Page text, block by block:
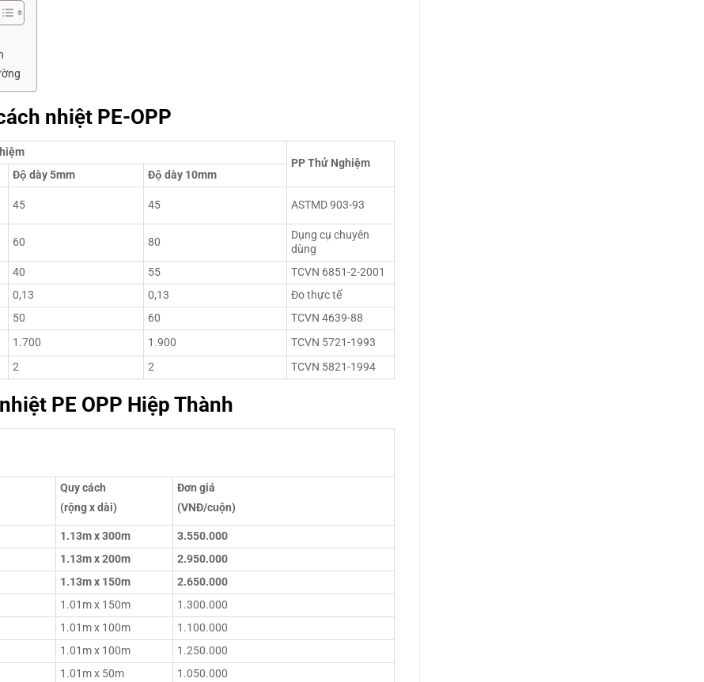
nhiệt PE-OPP
PP Thử Nghiệm
Độ dày 5mm
Độ dày 10mm
45 45 ASTMD 903-93
60 80
Dụng cụ chuyên
dùng
40 55
TCVN 6851-2-2001
0,13 0,13
Đo thực tế
50 60
TCVN 4639-88
1.700 1.900
TCVN 5721-1993
2 2 TCVN 5821-1994
PE OPP Hiệp Thành
Quy cách
(rộng x dài)
Đơn giá
(VNĐ/cuộn)
1.13m x 300m
3.550.000
1.13m x 200m
2.950.000
1.13m x 150m
2.650.000
1.01m x 150m
1.300.000
1.01m x 100m
1.100.000
1.01m x 100m
1.250.000
1.01m x 50m
1.050.000